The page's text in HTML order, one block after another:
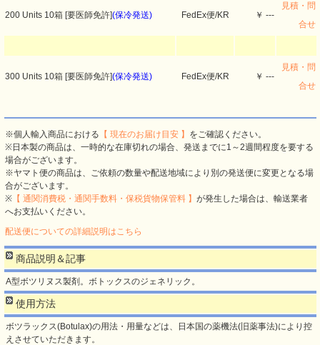
200 Units 10箱 [要医師免許](保冷発送) FedEx便/KR ￥ ---
見積・問
合せ
300 Units 10箱 [要医師免許](保冷発送) FedEx便/KR ￥ ---
見積・問
合せ
※個人輸入商品における 【 現在のお届け目安 】 をご確認ください。
※日本製の商品は、一時的な在庫切れの場合、発送までに1～2週間程度を要する
場合がございます。
※ヤマト便の商品は、ご依頼の数量や配送地域により別の発送便に変更となる場
合がございます。
※ 【 通関消費税・通関手数料・保税貨物保管料 】 が発生した場合は、輸送業者
へお支払いください。
配送便についての詳細説明はこちら
商品説明＆記事
A型ボツリヌス製剤。ボトックスのジェネリック。
使用方法
ボツラックス(Botulax)の用法・用量などは、日本国の薬機法(旧薬事法)により控
えさせていただきます。